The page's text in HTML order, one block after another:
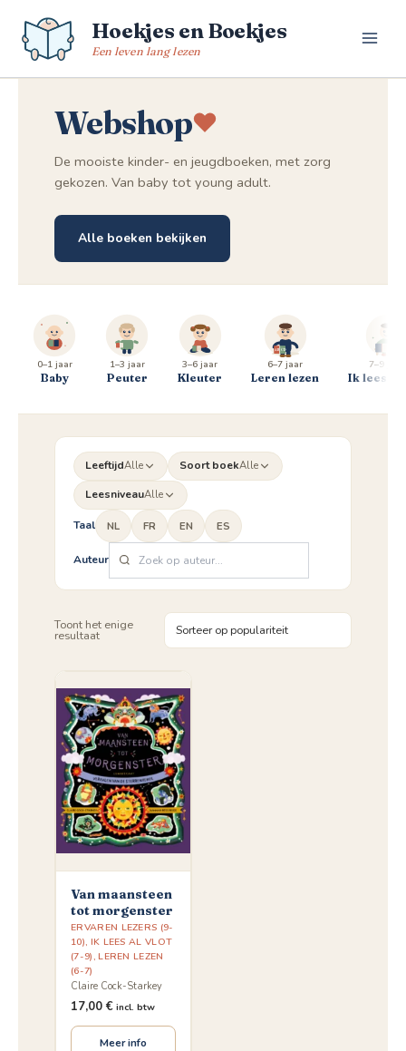
naar
Hoekjes en Boekjes
Een leven lang lezen
Webshop
De mooiste kinder- en jeugdboeken, met zorg
gekozen. Van baby tot young adult.
Alle boeken bekijken
0–1 jaar
Baby
1–3 jaar
Peuter
3–6 jaar
Kleuter
6–7 jaar
Leren lezen
7–9 jaar
Ik lees al
LeeftijdAlle Soort boekAlle
LeesniveauAlle
Taal NL FR EN ES
Auteur
Toont het enige
resultaat
Van maansteen
tot morgenster
ERVAREN LEZERS (9-
10), IK LEES AL VLOT
(7-9), LEREN LEZEN
(6-7)
Claire Cock-Starkey
17,00 € incl. btw
Meer info